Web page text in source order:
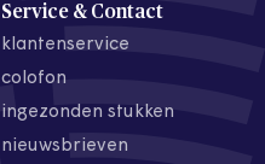
Service & Contact
klantenservice
colofon
ingezonden stukken
nieuwsbrieven